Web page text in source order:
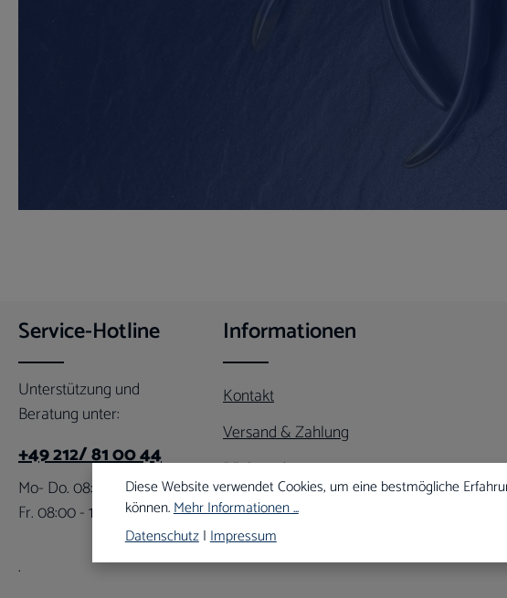
Service-Hotline
Unterstützung und
Beratung unter:
+49 212/ 81 00 44
Mo- Do. 08:00 - 16:00 Uhr
Fr. 08:00 - 12:00 Uhr
.
Informationen
Kontakt
Versand & Zahlung
Rücksendung
Newsletter abonnieren
Diese Website verwendet Cookies, um eine bestmögliche
können.Mehr Informationen ...
Datenschutz|Impressum